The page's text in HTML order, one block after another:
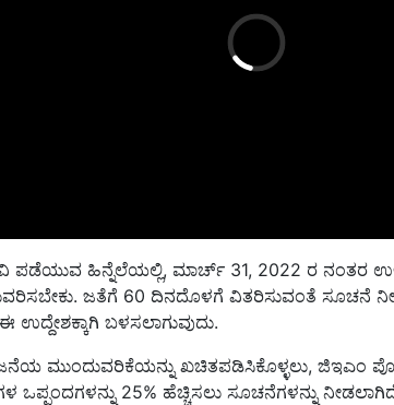
ಪಡೆಯುವ ಹಿನ್ನೆಲೆಯಲ್ಲಿ, ಮಾರ್ಚ್ 31, 2022 ರ ನಂತರ
ಜತೆಗೆ 60 ದಿನದೊಳಗೆ ವಿತರಿಸುವಂತೆ ಸೂಚನೆ
ಬಳಸಲಾಗುವುದು.
ಮುಂದುವರಿಕೆಯನ್ನು ಖಚಿತಪಡಿಸಿಕೊಳ್ಳಲು, ಜಿಇಎಂ
ಒಪ್ಪಂದಗಳನ್ನು 25% ಹೆಚ್ಚಿಸಲು ಸೂಚನೆಗಳನ್ನು
ಕಡಿಮೆಯಿಲ್ಲ ಎಂದು ಖಚಿತಪಡಿಸಲು ಟ್ಯಾಬ್ಲೆಟ್ ಮತ್ತು